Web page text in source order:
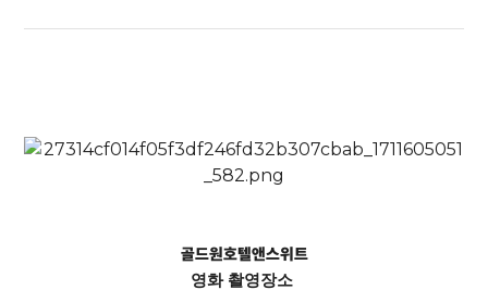
골드원호텔앤스위트
영화 촬영장소